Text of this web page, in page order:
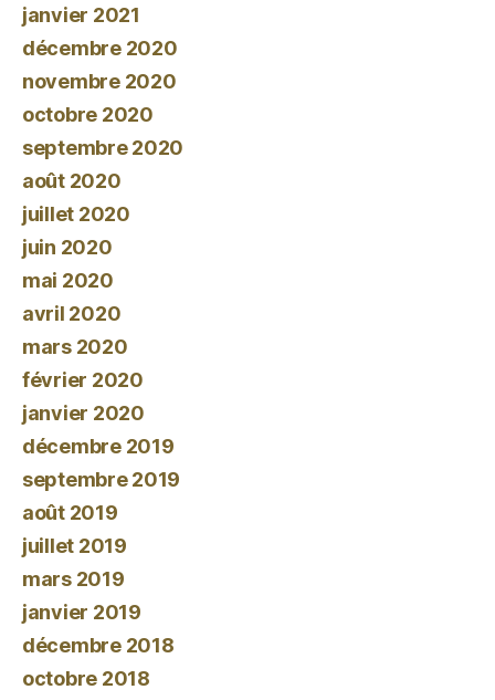
janvier 2021
décembre 2020
novembre 2020
octobre 2020
septembre 2020
août 2020
juillet 2020
juin 2020
mai 2020
avril 2020
mars 2020
février 2020
janvier 2020
décembre 2019
septembre 2019
août 2019
juillet 2019
mars 2019
janvier 2019
décembre 2018
octobre 2018